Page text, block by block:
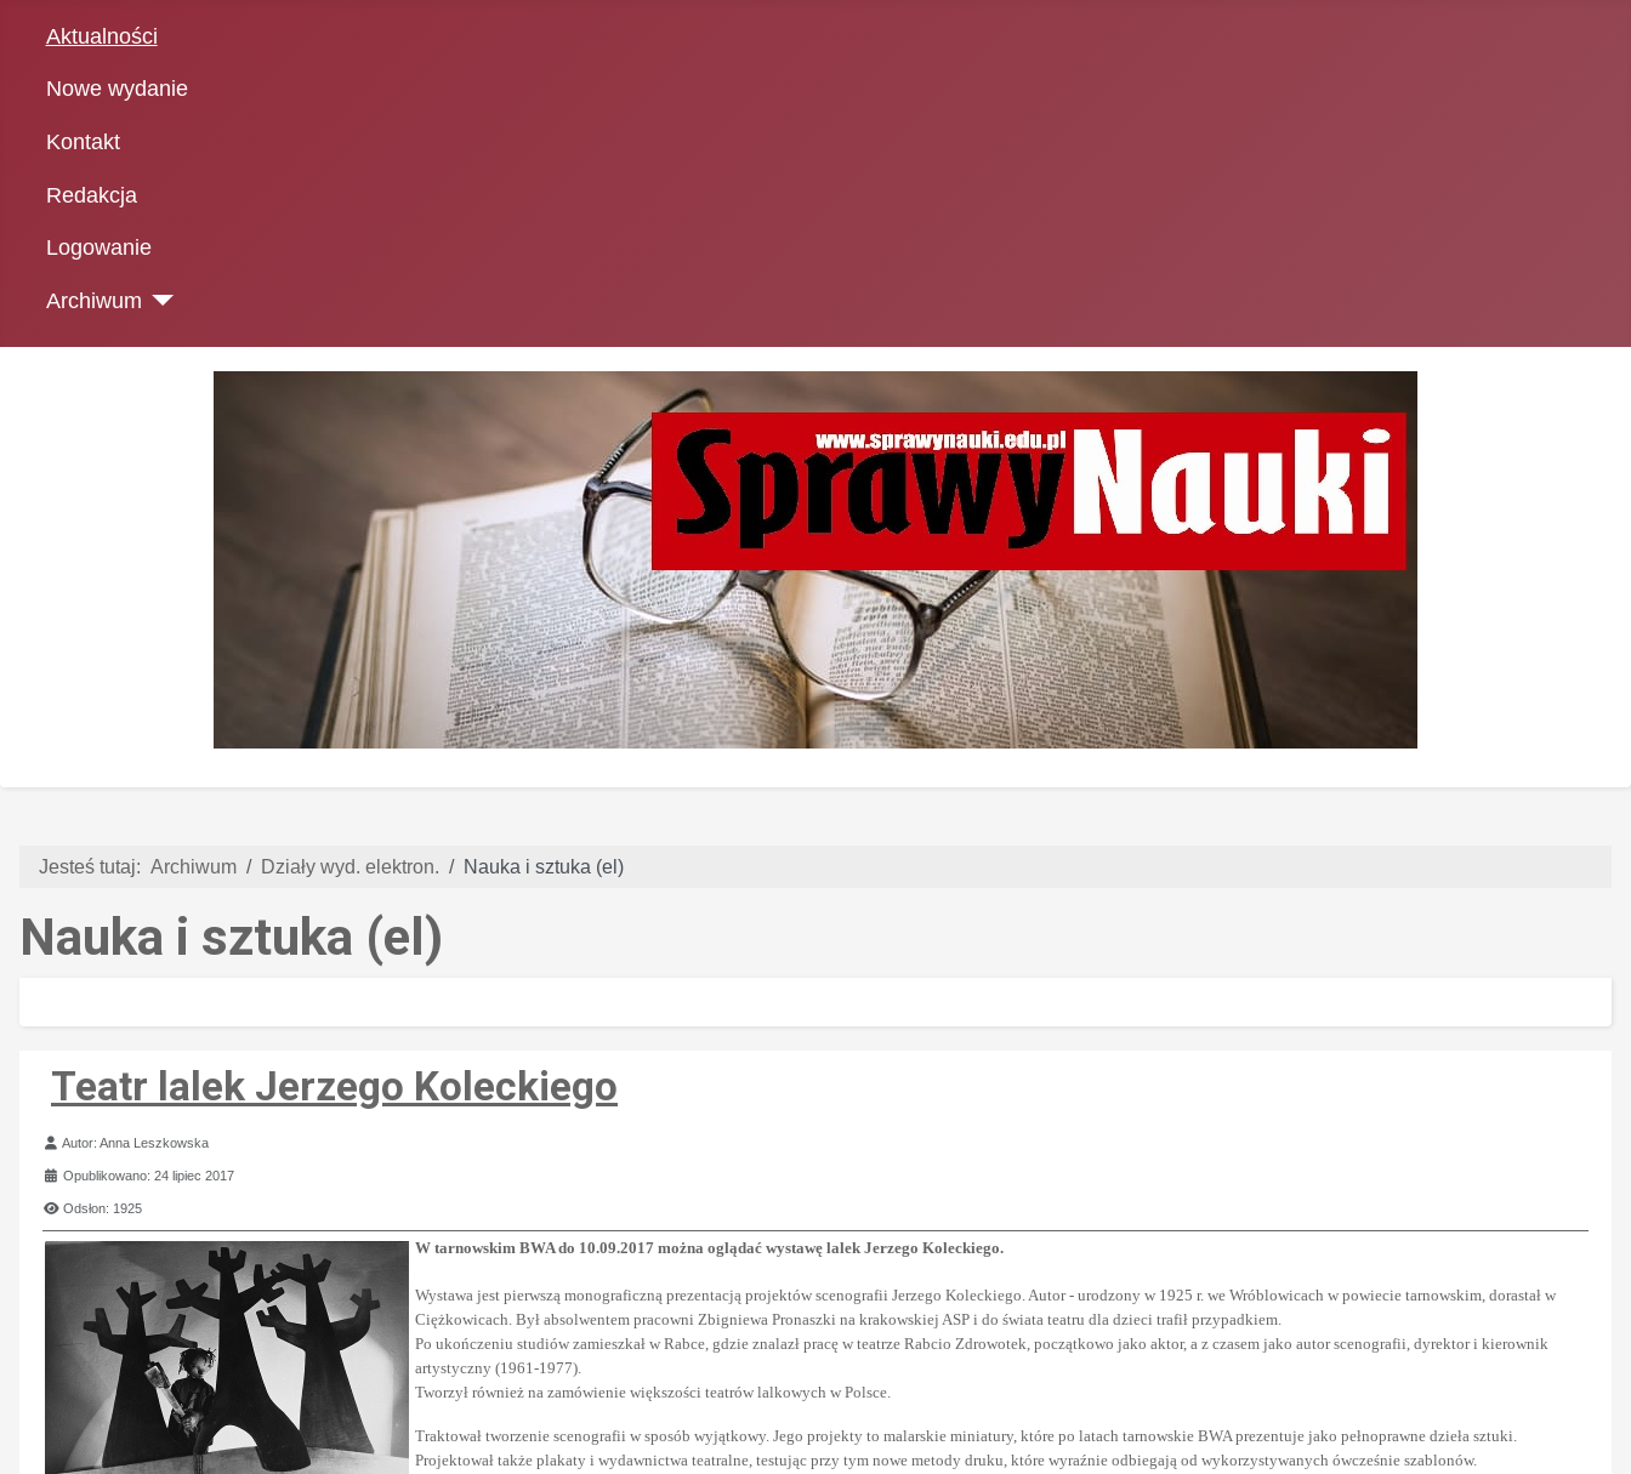
Aktualności
Nowe wydanie
Kontakt
Redakcja
Logowanie
Archiwum
Jesteś tutaj: Archiwum Działy wyd. elektron. Nauka i sztuka (el)
Nauka i sztuka (el)
Teatr lalek Jerzego Koleckiego
Szczegóły
Autor:Anna Leszkowska
Opublikowano: 24 lipiec 2017
Odsłon: 1925
W tarnowskim BWA do 10.09.2017 można oglądać wystawę lalek Jerzego Koleckiego.
Wystawa jest pierwszą monograficzną prezentacją projektów scenografii Jerzego Koleckiego. Autor - urodzony w 1925 r. we Wróblowicach w powiecie tarnowskim, dorastał w
Ciężkowicach. Był absolwentem pracowni Zbigniewa Pronaszki na krakowskiej ASP i do świata teatru dla dzieci trafił przypadkiem.
Po ukończeniu studiów zamieszkał w Rabce, gdzie znalazł pracę w teatrze Rabcio Zdrowotek, początkowo jako aktor, a z czasem jako autor scenografii, dyrektor i kierownik
artystyczny (1961-1977).
Tworzył również na zamówienie większości teatrów lalkowych w Polsce.
Traktował tworzenie scenografii w sposób wyjątkowy. Jego projekty to malarskie miniatury, które po latach tarnowskie BWA prezentuje jako pełnoprawne dzieła sztuki.
Projektował także plakaty i wydawnictwa teatralne, testując przy tym nowe metody druku, które wyraźnie odbiegają od wykorzystywanych ówcześnie szablonów.